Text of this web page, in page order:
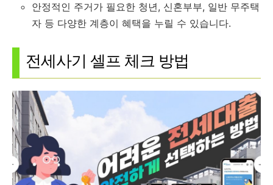
안정적인 주거가 필요한 청년, 신혼부부, 일반 무주택
자 등 다양한 계층이 혜택을 누릴 수 있습니다.
전세사기 셀프 체크 방법